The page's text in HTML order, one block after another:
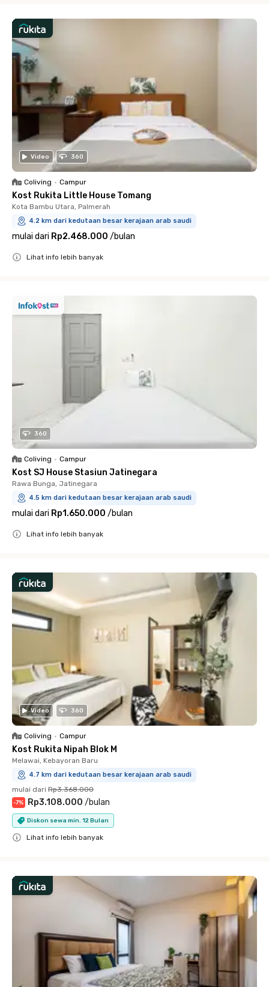
Video 360
Coliving • Campur
Kost Rukita Little House Tomang
Kota Bambu Utara, Palmerah
4.2 km dari kedutaan besar kerajaan arab saudi
mulai dari Rp2.468.000 /bulan
Lihat info lebih banyak
360
Coliving • Campur
Kost SJ House Stasiun Jatinegara
Rawa Bunga, Jatinegara
4.5 km dari kedutaan besar kerajaan arab saudi
mulai dari Rp1.650.000 /bulan
Lihat info lebih banyak
Video 360
Coliving • Campur
Kost Rukita Nipah Blok M
Melawai, Kebayoran Baru
4.7 km dari kedutaan besar kerajaan arab saudi
mulai dari Rp3.368.000
-7% Rp3.108.000 /bulan
Diskon sewa min. 12 Bulan
Lihat info lebih banyak